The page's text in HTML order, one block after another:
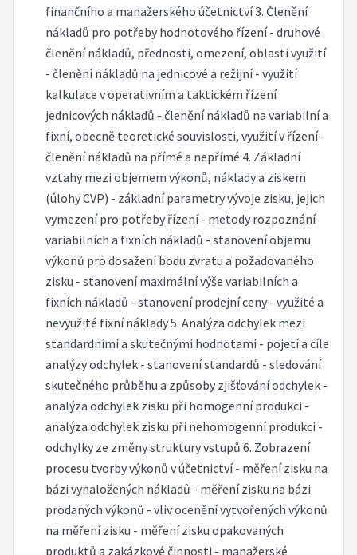
finančního a manažerského účetnictví 3. Členění
nákladů pro potřeby hodnotového řízení - druhové
členění nákladů, přednosti, omezení, oblasti využití
- členění nákladů na jednicové a režijní - využití
kalkulace v operativním a taktickém řízení
jednicových nákladů - členění nákladů na variabilní a
fixní, obecně teoretické souvislosti, využití v řízení -
členění nákladů na přímé a nepřímé 4. Základní
vztahy mezi objemem výkonů, náklady a ziskem
(úlohy CVP) - základní parametry vývoje zisku, jejich
vymezení pro potřeby řízení - metody rozpoznání
variabilních a fixních nákladů - stanovení objemu
výkonů pro dosažení bodu zvratu a požadovaného
zisku - stanovení maximální výše variabilních a
fixních nákladů - stanovení prodejní ceny - využité a
nevyužité fixní náklady 5. Analýza odchylek mezi
standardními a skutečnými hodnotami - pojetí a cíle
analýzy odchylek - stanovení standardů - sledování
skutečného průběhu a způsoby zjišťování odchylek -
analýza odchylek zisku při homogenní produkci -
analýza odchylek zisku při nehomogenní produkci -
odchylky ze změny struktury vstupů 6. Zobrazení
procesu tvorby výkonů v účetnictví - měření zisku na
bázi vynaložených nákladů - měření zisku na bázi
prodaných výkonů - vliv ocenění vytvořených výkonů
na měření zisku - měření zisku opakovaných
produktů a zakázkové činnosti - manažerské